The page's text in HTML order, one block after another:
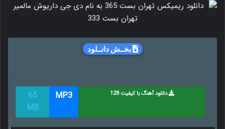
بخــش دانــلود
دانلود آهنگ با کیفیت 128 MP3
65
MB